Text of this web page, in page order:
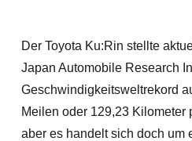
Der Toyota Ku:Rin stellte
Japan Automobile Research
Geschwindigkeitsweltrekord
Meilen oder 129,23 Kilometer
aber es handelt sich doch um